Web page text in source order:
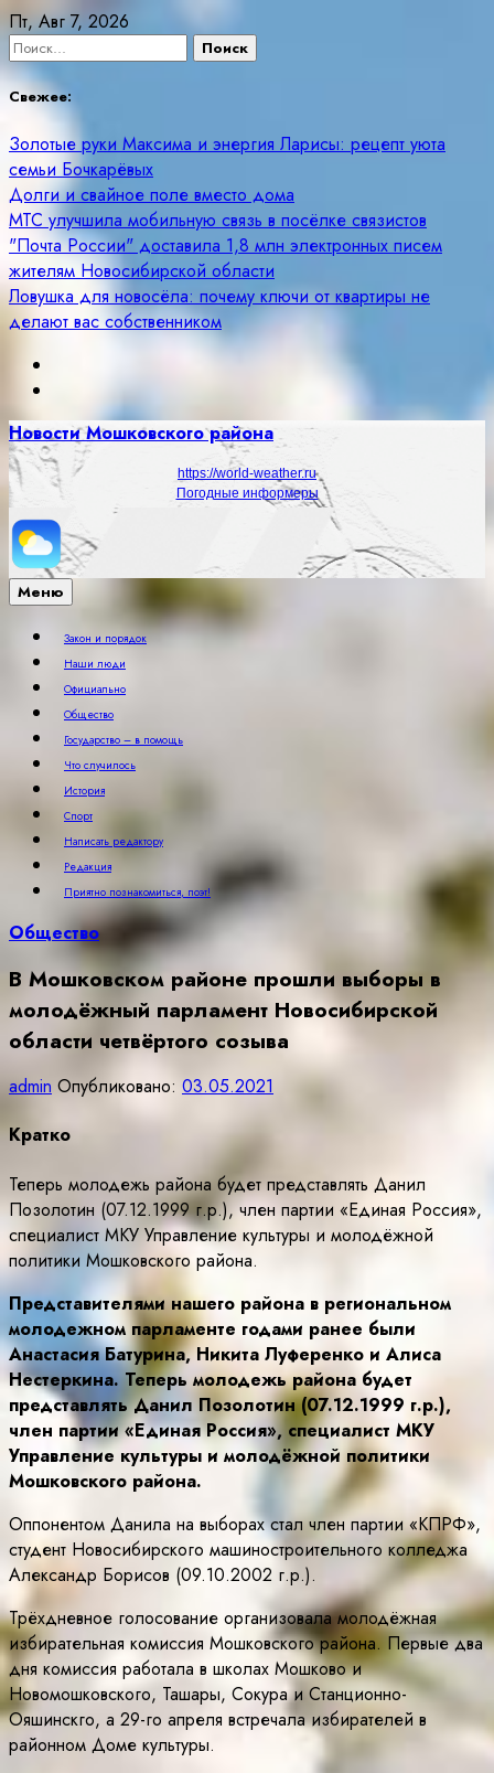
Skip
to
content
Пт, Авг 7, 2026
Найти:
Свежее:
Золотые руки Максима и энергия Ларисы: рецепт уюта
семьи Бочкарёвых
Долги и свайное поле вместо дома
МТС улучшила мобильную связь в посёлке связистов
"Почта России" доставила 1,8 млн электронных писем
жителям Новосибирской области
Ловушка для новосёла: почему ключи от квартиры не
делают вас собственником
Новости Мошковского района
https://world-weather.ru
Погодные информеры
Меню
Закон и порядок
Наши люди
Официально
Общество
Государство – в помощь
Что случилось
История
Спорт
Написать редактору
Редакция
Приятно познакомиться, поэт!
Общество
В Мошковском районе прошли выборы в
молодёжный парламент Новосибирской
области четвёртого созыва
admin Опубликовано: 03.05.2021
Кратко
Теперь молодежь района будет представлять Данил
Позолотин (07.12.1999 г.р.), член партии «Единая Россия»,
специалист МКУ Управление культуры и молодёжной
политики Мошковского района.
Представителями нашего района в региональном
молодежном парламенте годами ранее были
Анастасия Батурина, Никита Луференко и Алиса
Нестеркина. Теперь молодежь района будет
представлять Данил Позолотин (07.12.1999 г.р.),
член партии «Единая Россия», специалист МКУ
Управление культуры и молодёжной политики
Мошковского района.
Оппонентом Данила на выборах стал член партии «КПРФ»,
студент Новосибирского машиностроительного колледжа
Александр Борисов (09.10.2002 г.р.).
Трёхдневное голосование организовала молодёжная
избирательная комиссия Мошковского района. Первые два
дня комиссия работала в школах Мошково и
Новомошковского, Ташары, Сокура и Станционно-
Ояшинскго, а 29-го апреля встречала избирателей в
районном Доме культуры.